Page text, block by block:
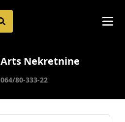
Arts Nekretnine
064/80-333-22